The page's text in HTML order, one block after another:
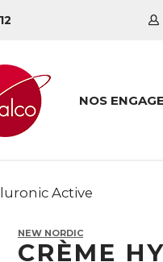
NOS
Active
NEW NORDIC
CRÈME